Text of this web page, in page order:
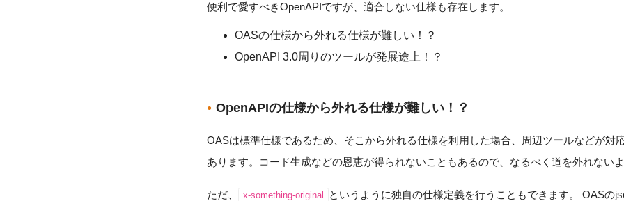
便利で愛すべきOpenAPIですが、適合しない仕様も存在します。
OASの仕様から外れる仕様が難しい！？
OpenAPI 3.0周りのツールが発展途上！？
OpenAPIの仕様から外れる仕様が難しい！？
OASは標準仕様であるため、そこから外れる仕様を利用した場合、周辺ツールなどが対
あります。コード生成などの恩恵が得られないこともあるので、なるべく道を外れないよ
ただ、 x-something-original
というように独自の仕様定義を行うこともできます。 OASの